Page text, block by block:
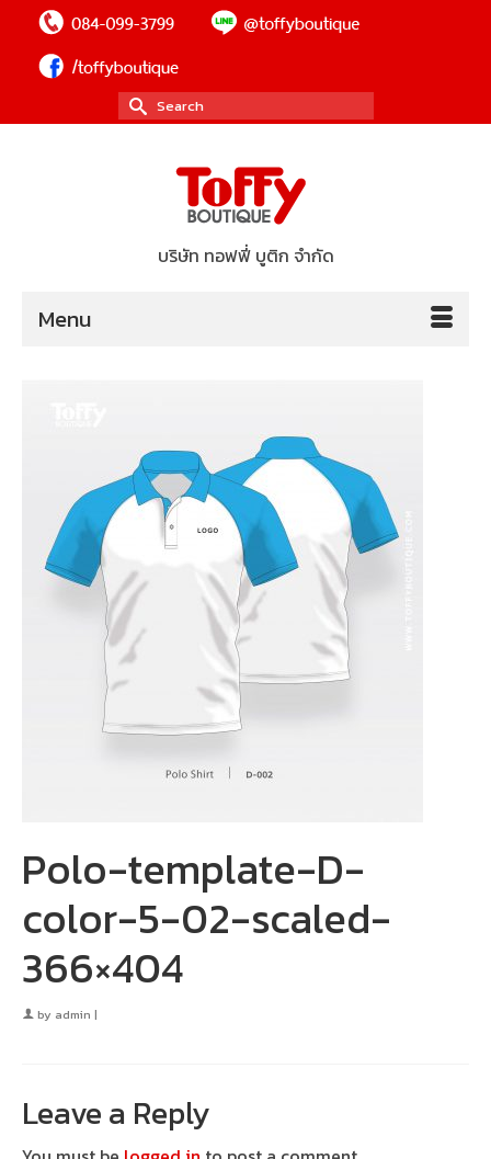
Search
for:
บริษัท ทอฟฟี่ บูติก จำกัด
Menu
Polo-template-D-
color-5-02-scaled-
366×404
by admin |
Leave a Reply